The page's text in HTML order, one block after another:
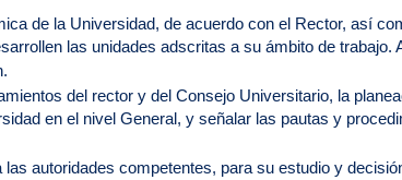
de la Universidad, de acuerdo con el Rector, así
las unidades adscritas a su ámbito de
del rector y del Consejo Universitario, la
en el nivel General, y señalar las pautas y
las autoridades competentes, para su estudio y